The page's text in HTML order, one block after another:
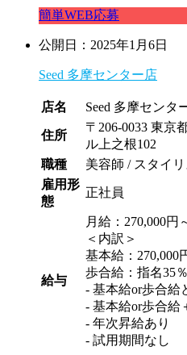
簡単WEB応募
公開日：2025年1月6日
Seed 多摩センター店
店名 Seed 多摩センタ
住所
〒206-0033 東京
ル上之根102
職種
美容師 / スタイリ
雇用形
態
正社員
給与
月給：270,000円
＜内訳＞
基本給：270,000
歩合給：指名35
- 基本給or歩合給
- 基本給or歩合給
- 年次昇給あり
- 試用期間なし